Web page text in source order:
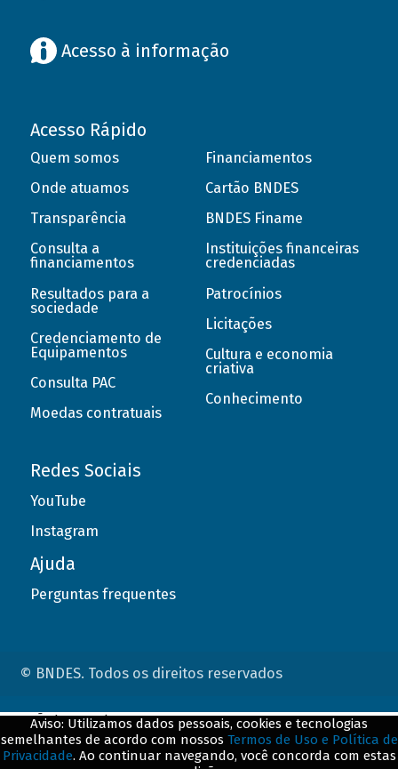
Acesso à informação
Acesso Rápido
Quem somos
Onde atuamos
Transparência
Consulta a
financiamentos
Resultados para a
sociedade
Credenciamento de
Equipamentos
Consulta PAC
Moedas contratuais
Financiamentos
Cartão BNDES
BNDES Finame
Instituições financeiras
credenciadas
Patrocínios
Licitações
Cultura e economia
criativa
Conhecimento
Redes Sociais
YouTube
Instagram
Ajuda
Perguntas frequentes
© BNDES. Todos os direitos reservados
Aviso: Utilizamos dados pessoais, cookies e tecnologias
semelhantes de acordo com nossos Termos de Uso e Política de
Privacidade. Ao continuar navegando, você concorda com estas
ConteÃºdo complementar
${title}${badge}